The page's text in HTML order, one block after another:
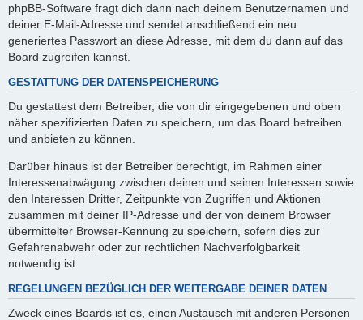
phpBB-Software fragt dich dann nach deinem Benutzernamen und
deiner E-Mail-Adresse und sendet anschließend ein neu
generiertes Passwort an diese Adresse, mit dem du dann auf das
Board zugreifen kannst.
GESTATTUNG DER DATENSPEICHERUNG
Du gestattest dem Betreiber, die von dir eingegebenen und oben
näher spezifizierten Daten zu speichern, um das Board betreiben
und anbieten zu können.
Darüber hinaus ist der Betreiber berechtigt, im Rahmen einer
Interessenabwägung zwischen deinen und seinen Interessen sowie
den Interessen Dritter, Zeitpunkte von Zugriffen und Aktionen
zusammen mit deiner IP-Adresse und der von deinem Browser
übermittelter Browser-Kennung zu speichern, sofern dies zur
Gefahrenabwehr oder zur rechtlichen Nachverfolgbarkeit
notwendig ist.
REGELUNGEN BEZÜGLICH DER WEITERGABE DEINER DATEN
Zweck eines Boards ist es, einen Austausch mit anderen Personen